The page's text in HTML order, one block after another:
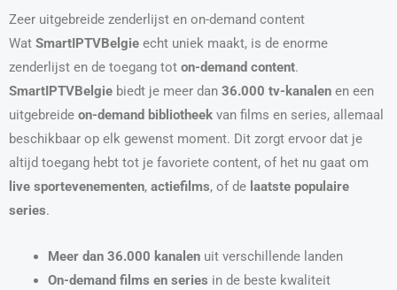
Zeer uitgebreide zenderlijst en on-demand content
Wat SmartIPTVBelgie echt uniek maakt, is de enorme
zenderlijst en de toegang tot on-demand content.
SmartIPTVBelgie biedt je meer dan 36.000 tv-kanalen en een
uitgebreide on-demand bibliotheek van films en series, allemaal
beschikbaar op elk gewenst moment. Dit zorgt ervoor dat je
altijd toegang hebt tot je favoriete content, of het nu gaat om
live sportevenementen, actiefilms, of de laatste populaire
series.
Meer dan 36.000 kanalenuit verschillende landen
On-demand films en series in de beste kwaliteit